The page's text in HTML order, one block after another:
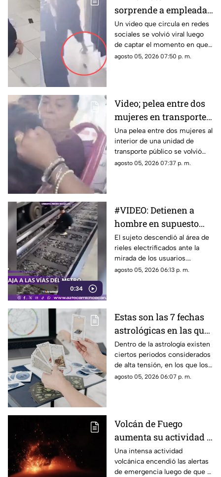
sorprende a empleada
mientras descansaba
acostada en el piso en
horario laboral y su
reacción se vuelve
Un video que circula en redes
sociales se volvió viral luego
de captar el momento en que
un ratón sorprendió a dos
piso mientras veían videos en
un teléfono celular.
agosto 05, 2026 07:50 p. m.
Video; pelea entre dos
mujeres en transporte
público termina en
jalones de cabello
Una pelea entre dos mujeres al
interior de una unidad de
transporte público se volvió
viral en redes sociales, luego
agosto 05, 2026 07:37 p. m.
0:34
#VIDEO: Detienen a
hombre en supuesto
estado de ebriedad que
bajó a las vías del
metro.
El sujeto descendió al área de
rieles electrificados ante la
mirada de los usuarios.
Elementos de seguridad
agosto 05, 2026 06:13 p. m.
Estas son las 7 fechas
astrológicas en las que
recomiendan evitar
decisiones importantes
Dentro de la astrología existen
ciertos periodos considerados
de alta tensión, en los que los
movimientos planetarios y
definitivas, especialmente
relacionadas con contratos,
relaciones o proyectos
importantes.
agosto 05, 2026 06:07 p. m.
Volcán de Fuego
aumenta su actividad y
obliga a evacuar a
cientos de personas
Una intensa actividad
volcánica encendió las alertas
de emergencia luego de que el